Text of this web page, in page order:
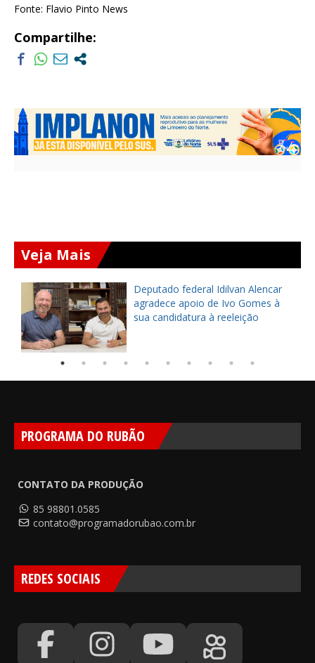
Fonte: Flavio Pinto News
Compartilhe:
Veja Mais
Deputado federal Idilvan Alencar
agradece apoio de Ivo Gomes à
sua candidatura à reeleição
PROGRAMA DO RUBÃO
CONTATO DA PRODUÇÃO
85 98801.0585
contato@programadorubao.com.br
REDES SOCIAIS